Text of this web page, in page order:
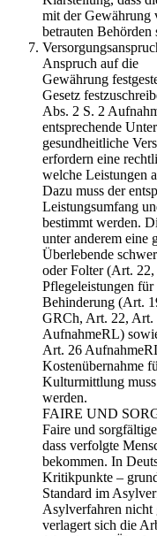
mit der Gewährung
betrauten Behörden
Anspruch auf die
Gewährung
Gesetz
Abs. 2 S. 2
entsprechende
gesundheitliche
erfordern eine
welche Leistungen
Dazu muss der
Leistungsumfang
bestimmt werden.
unter anderem eine
Überlebende
oder Folter (Art.
Pflegeleistungen
Behinderung (Art.
GRCh, Art. 22, Art.
AufnahmeRL)
Art. 26
Kostenübernahme
Kulturmittlung
werden.
FAIRE UND
Faire und
dass verfolgte
bekommen. In
Kritikpunkte –
Standard im
Asylverfahren nicht
verlagert sich die